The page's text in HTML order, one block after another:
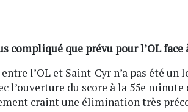
compliqué que prévu pour l’OL face
l’OL et Saint-Cyr n’a pas été
l’ouverture du score à la 55e minute
craint une élimination très